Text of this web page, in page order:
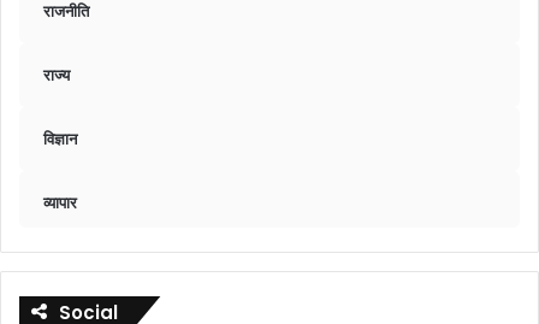
राजनीति
राज्य
विज्ञान
व्यापार
Social